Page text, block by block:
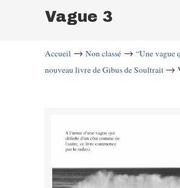
Vague 3
Accueil → Non classé → “Une vague
nouveau livre de Gibus de Soultrait →